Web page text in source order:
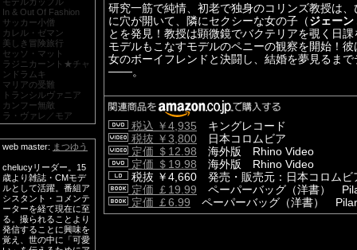
In & Out Of Fashion
サッカー小僧
カレル・ゼマン
美しき冒険旅行
セッソ・マット
ラジニカーント★チャ
ンドラムキ
マリアの受難
トランシルヴァニア
カンフー無敵
ラ・ヴァレ／モア
web master: まつゆう
chelucyリーダー。15
歳より雑誌・CMモデ
ルとして活躍。番組ア
シスタント・コメンテ
ーターを経て現在に至
る。撮られることより
発信することに興味を
覚え、世の中に「可愛
研究一筋で純情、初老で独身のコリンズ教授は
に穴が開いて、隣にセクシーな女の子（ ジェーン
とを発見！教授は顕微鏡でバクテリアを覗く日
モデルもこなすモデルのペニーの観察を開始！
女のボーイフレンドと決闘し、結婚を夢見るま
───。
税込 ￥4,935 キングレコード
税抜 ￥3,800 日本コロムビア
定価 ＄12.98 海外版 Rhino Video
定価 ＄19.98 海外版 Rhino Video
税抜 ￥4,660 発売・販売元：日本コロムビ
定価 ￡19.99 ペーパーバッグ（洋書）
定価 ￡6.99 ペーパーバッグ（洋書）